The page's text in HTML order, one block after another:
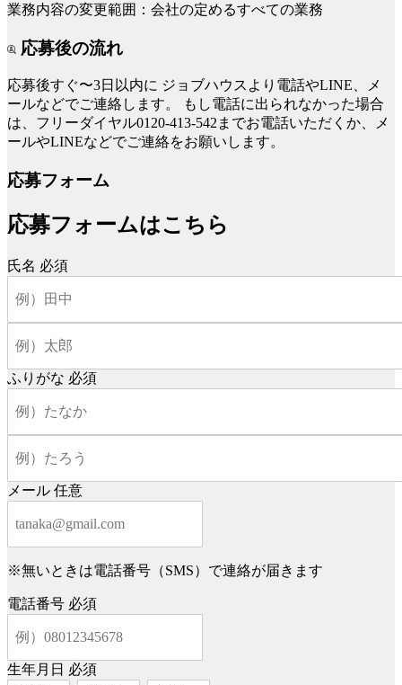
業務内容の変更範囲：会社の定めるすべての業務
応募後の流れ
応募後すぐ〜3日以内に ジョブハウスより電話やLINE、メ
ールなどでご連絡します。
もし電話に出られなかった場合
は、フリーダイヤル0120-413-542までお電話いただくか、メ
ールやLINEなどでご連絡をお願いします。
応募フォーム
応募フォームはこちら
氏名 必須
ふりがな 必須
メール 任意
※無いときは電話番号（SMS）で連絡が届きます
電話番号 必須
生年月日 必須